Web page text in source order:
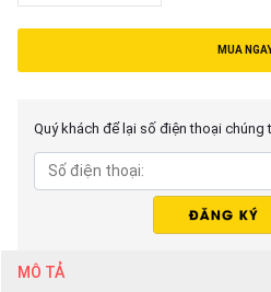
MUA
Quý khách để lại số điện thoại chúng
MÔ TẢ